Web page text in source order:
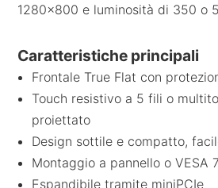
1280x800 e luminosità di 350 o
Caratteristiche principali
Frontale True Flat con
Touch resistivo a 5 fili o
proiettato
Design sottile e compatto,
Montaggio a pannello o VESA
Espandibile tramite miniPCIe